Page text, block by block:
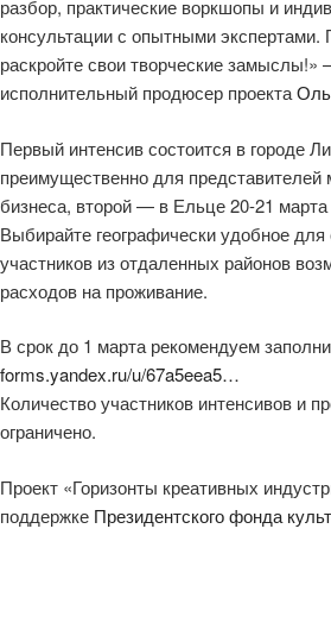
разбор, практические воркшопы и
консультации с опытными экспертами.
раскройте свои творческие замыслы!»
исполнительный продюсер проекта
Первый интенсив состоится в городе
преимущественно для представителей
бизнеса, второй — в Ельце 20-21 марта
Выбирайте географически удобное
участников из отдаленных районов
расходов на проживание.
В срок до 1 марта рекомендуем
forms.yandex.ru/u/67a5eea5…
Количество участников интенсивов и
ограничено.
Проект «Горизонты креативных
поддержке Президентского фонда